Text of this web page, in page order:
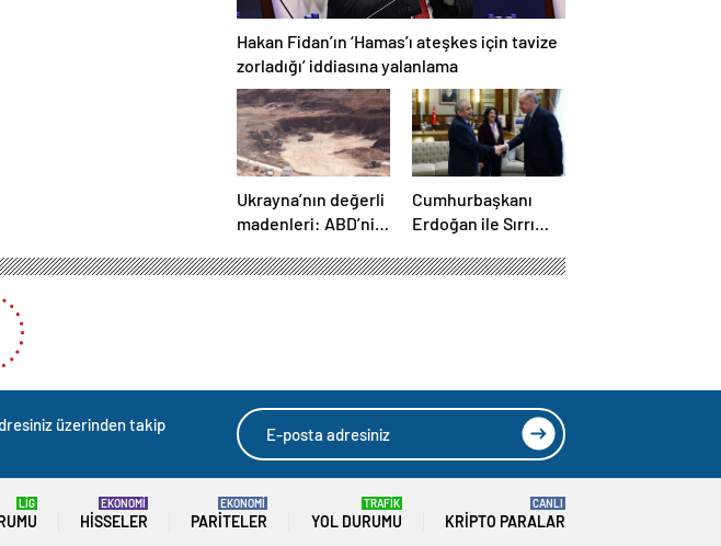
Hakan Fidan’ın ‘Hamas’ı ateşkes için tavize
zorladığı’ iddiasına yalanlama
Ukrayna’nın değerli
madenleri: ABD’nin
kaynaklar
Cumhurbaşkanı
Erdoğan ile Sırrı
arasında 3 çocuk